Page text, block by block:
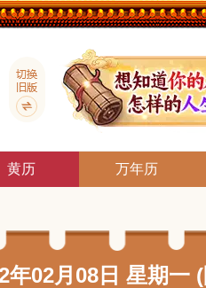
黄历 万年历
年02月08日 星期一